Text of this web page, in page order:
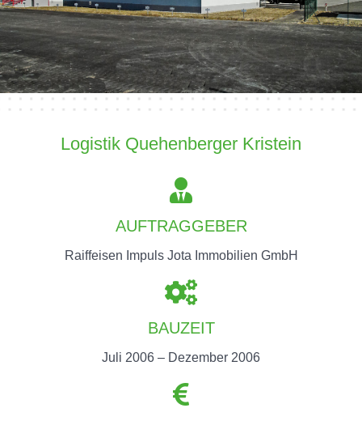
Logistik Quehenberger Kristein
AUFTRAGGEBER
Raiffeisen Impuls Jota Immobilien GmbH
BAUZEIT
Juli 2006 – Dezember 2006